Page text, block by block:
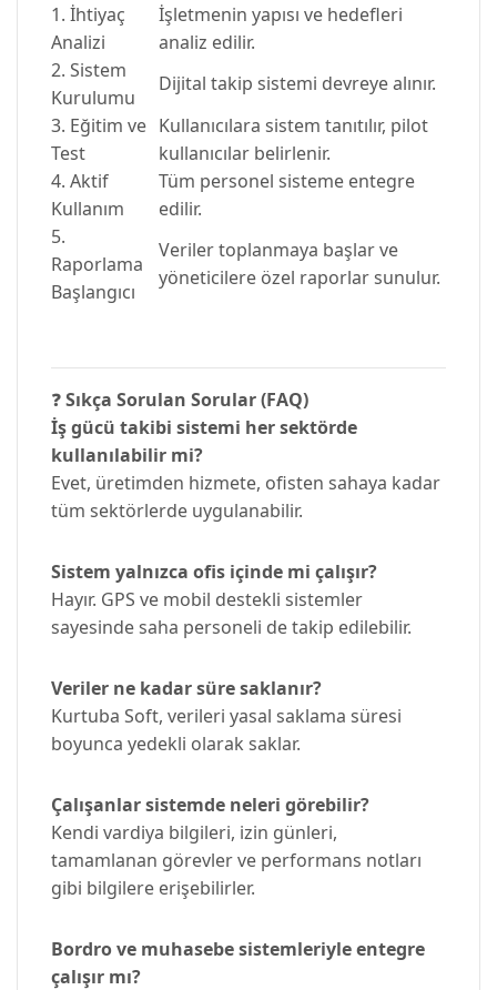
1. İhtiyaç
Analizi
İşletmenin yapısı ve hedefleri
analiz edilir.
2. Sistem
Kurulumu
Dijital takip sistemi devreye alınır.
3. Eğitim ve
Test
Kullanıcılara sistem tanıtılır, pilot
kullanıcılar belirlenir.
4. Aktif
Kullanım
Tüm personel sisteme entegre
edilir.
5.
Raporlama
Başlangıcı
Veriler toplanmaya başlar ve
yöneticilere özel raporlar sunulur.
❓Sıkça Sorulan Sorular (FAQ)
İş gücü takibi sistemi her sektörde
kullanılabilir mi?
Evet, üretimden hizmete, ofisten sahaya kadar
tüm sektörlerde uygulanabilir.
Sistem yalnızca ofis içinde mi çalışır?
Hayır. GPS ve mobil destekli sistemler
sayesinde saha personeli de takip edilebilir.
Veriler ne kadar süre saklanır?
Kurtuba Soft, verileri yasal saklama süresi
boyunca yedekli olarak saklar.
Çalışanlar sistemde neleri görebilir?
Kendi vardiya bilgileri, izin günleri,
tamamlanan görevler ve performans notları
gibi bilgilere erişebilirler.
Bordro ve muhasebe sistemleriyle entegre
çalışır mı?